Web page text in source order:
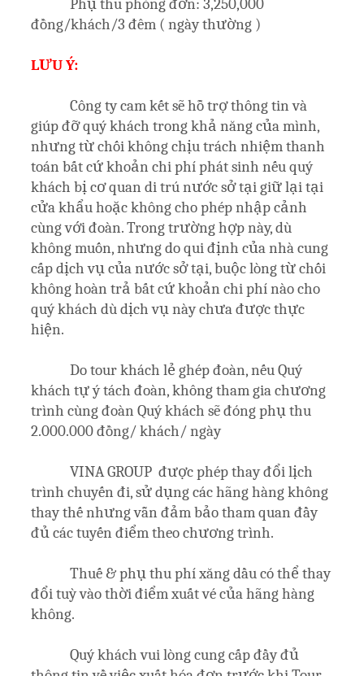
Phụ thu phòng đơn: 3,250,000
đồng/khách/3 đêm ( ngày thường )
LƯU Ý:
Công ty cam kết sẽ hỗ trợ thông tin và
giúp đỡ quý khách trong khả năng của mình,
nhưng từ chối không chịu trách nhiệm thanh
toán bất cứ khoản chi phí phát sinh nếu quý
khách bị cơ quan di trú nước sở tại giữ lại tại
cửa khẩu hoặc không cho phép nhập cảnh
cùng với đoàn. Trong trường hợp này, dù
không muốn, nhưng do qui định của nhà cung
cấp dịch vụ của nước sở tại, buộc lòng từ chối
không hoàn trả bất cứ khoản chi phí nào cho
quý khách dù dịch vụ này chưa được thực
hiện.
Do tour khách lẻ ghép đoàn, nếu Quý
khách tự ý tách đoàn, không tham gia chương
trình cùng đoàn Quý khách sẽ đóng phụ thu
2.000.000 đồng/ khách/ ngày
VINA GROUP được phép thay đổi lịch
trình chuyến đi, sử dụng các hãng hàng không
thay thế nhưng vẫn đảm bảo tham quan đầy
đủ các tuyến điểm theo chương trình.
Thuế & phụ thu phí xăng dầu có thể thay
đổi tuỳ vào thời điểm xuất vé của hãng hàng
không.
Quý khách vui lòng cung cấp đầy đủ